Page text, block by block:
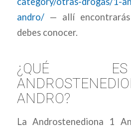
andro/— allí encontrarás
debes conocer.
¿QUÉ
ANDRO?
La Androstenediona 1